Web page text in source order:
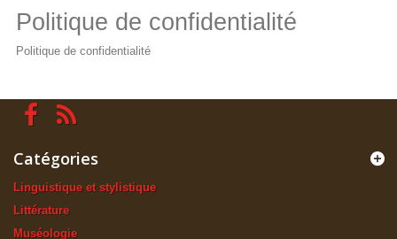
Politique de confidentialité
Politique de confidentialité
Catégories
Linguistique et stylistique
Littérature
Muséologie